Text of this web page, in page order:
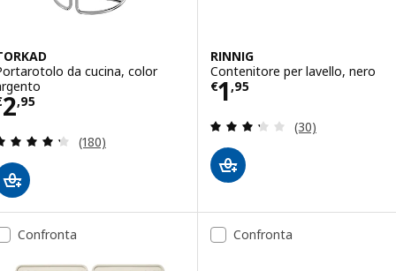
da cucina, color
2,95 € 2,95
Recensione: 4.3 fuori da 5 stelle. Totale
(180)
RINNIG
Contenitore per lavello, nero
€1,95
Prezzo € 1,95
Recensione:
(30)
Confronta Confronta